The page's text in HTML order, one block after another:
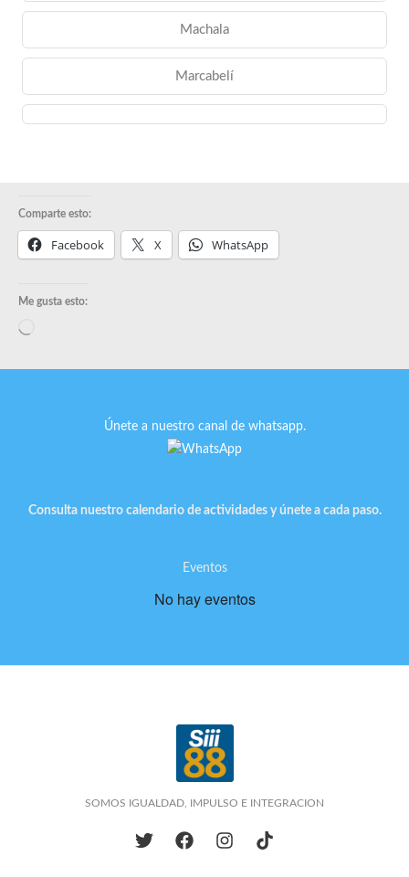
Machala
Marcabelí
Comparte esto:
Facebook X WhatsApp
Me gusta esto:
Únete a nuestro canal de whatsapp.
Consulta nuestro calendario de actividades y únete a cada paso.
Eventos
No hay eventos
SOMOS IGUALDAD, IMPULSO E INTEGRACION